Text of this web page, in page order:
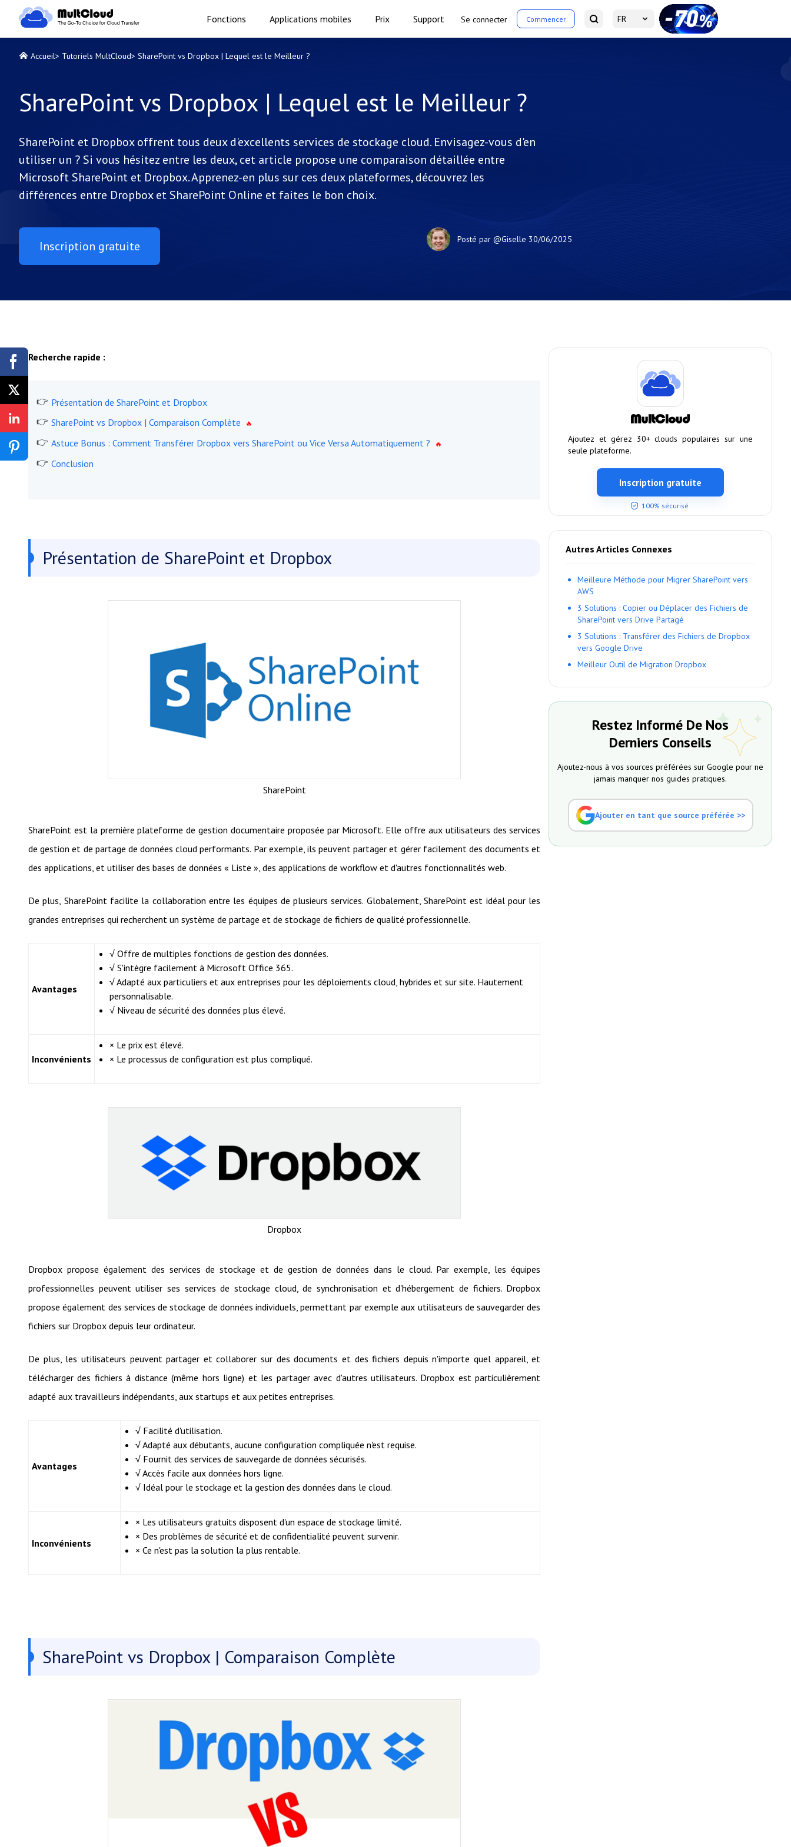
Fonctions Applications mobiles Prix Support Se connecter Commencer FR
Accueil> Tutoriels MultCloud> SharePoint vs Dropbox | Lequel est le Meilleur ?
SharePoint vs Dropbox | Lequel est le Meilleur ?
SharePoint et Dropbox offrent tous deux d'excellents services de stockage cloud. Envisagez-vous d'en
utiliser un ? Si vous hésitez entre les deux, cet article propose une comparaison détaillée entre
Microsoft SharePoint et Dropbox. Apprenez-en plus sur ces deux plateformes, découvrez les
différences entre Dropbox et SharePoint Online et faites le bon choix.
Inscription gratuite Posté par @Giselle 30/06/2025
Recherche rapide :
Présentation de SharePoint et Dropbox
SharePoint vs Dropbox | Comparaison Complète
Astuce Bonus : Comment Transférer Dropbox vers SharePoint ou Vice Versa Automatiquement ?
Conclusion
Présentation de SharePoint et Dropbox
SharePoint
SharePoint est la première plateforme de gestion documentaire proposée par Microsoft. Elle offre aux utilisateurs des services
de gestion et de partage de données cloud performants. Par exemple, ils peuvent partager et gérer facilement des documents et
des applications, et utiliser des bases de données « Liste », des applications de workflow et d'autres fonctionnalités web.
De plus, SharePoint facilite la collaboration entre les équipes de plusieurs services. Globalement, SharePoint est idéal pour les
grandes entreprises qui recherchent un système de partage et de stockage de fichiers de qualité professionnelle.
Avantages
√ Offre de multiples fonctions de gestion des données.
√ S'intègre facilement à Microsoft Office 365.
√ Adapté aux particuliers et aux entreprises pour les déploiements cloud, hybrides et sur site. Hautement
personnalisable.
√ Niveau de sécurité des données plus élevé.
Inconvénients
× Le prix est élevé.
× Le processus de configuration est plus compliqué.
Dropbox
Dropbox propose également des services de stockage et de gestion de données dans le cloud. Par exemple, les équipes
professionnelles peuvent utiliser ses services de stockage cloud, de synchronisation et d'hébergement de fichiers. Dropbox
propose également des services de stockage de données individuels, permettant par exemple aux utilisateurs de sauvegarder des
fichiers sur Dropbox depuis leur ordinateur.
De plus, les utilisateurs peuvent partager et collaborer sur des documents et des fichiers depuis n'importe quel appareil, et
télécharger des fichiers à distance (même hors ligne) et les partager avec d'autres utilisateurs. Dropbox est particulièrement
adapté aux travailleurs indépendants, aux startups et aux petites entreprises.
Avantages
√ Facilité d'utilisation.
√ Adapté aux débutants, aucune configuration compliquée n'est requise.
√ Fournit des services de sauvegarde de données sécurisés.
√ Accès facile aux données hors ligne.
√ Idéal pour le stockage et la gestion des données dans le cloud.
Inconvénients
× Les utilisateurs gratuits disposent d'un espace de stockage limité.
× Des problèmes de sécurité et de confidentialité peuvent survenir.
× Ce n'est pas la solution la plus rentable.
SharePoint vs Dropbox | Comparaison Complète
Ajoutez et gérez 30+ clouds populaires sur une
seule plateforme.
Inscription gratuite
100% sécurisé
Autres Articles Connexes
Meilleure Méthode pour Migrer SharePoint vers
AWS
3 Solutions : Copier ou Déplacer des Fichiers de
SharePoint vers Drive Partagé
3 Solutions : Transférer des Fichiers de Dropbox
vers Google Drive
Meilleur Outil de Migration Dropbox
Restez Informé De Nos
Derniers Conseils
Ajoutez-nous à vos sources préférées sur Google pour ne
jamais manquer nos guides pratiques.
Ajouter en tant que source préférée >>